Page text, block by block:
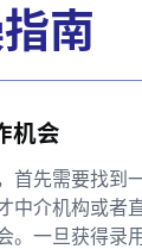
南
机会
首先需要找到
中介机构或者
。一旦获得录